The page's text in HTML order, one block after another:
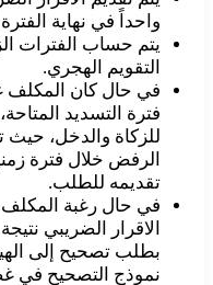
واحداً في نهاية
يتم حساب الفترات
التقويم الهجري.
في حال كان المكلف
فترة التسديد
للزكاة والدخل، حيث
تقديمه للطلب.
في حال رغبة المكلف
الاقرار الضريبي
بطلب تصحيح إلى